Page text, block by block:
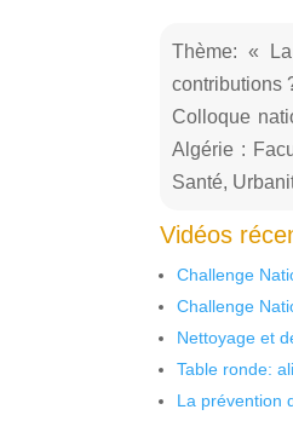
Thème: «
contributions
Colloque
Algérie :
Santé,
Vidéos
Challenge
Challenge
Nettoyage et
Table ronde:
La prévention